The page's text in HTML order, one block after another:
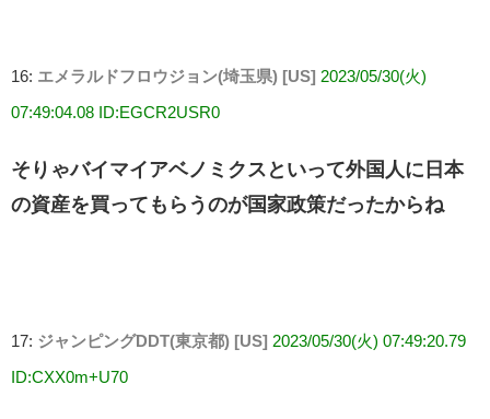
16: エメラルドフロウジョン(埼玉県) [US] 2023/05/30(火)
07:49:04.08 ID:EGCR2USR0
そりゃバイマイアベノミクスといって外国人に日本
の資産を買ってもらうのが国家政策だったからね
17: ジャンピングDDT(東京都) [US] 2023/05/30(火) 07:49:20.79
ID:CXX0m+U70